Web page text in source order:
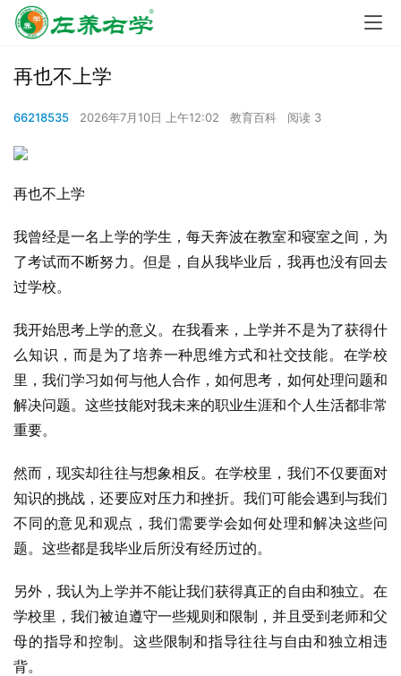
再也不上学
66218535 2026年7月10日 上午12:02 教育百科 阅读 3
再也不上学
我曾经是一名上学的学生，每天奔波在教室和寝室之间，为
了考试而不断努力。但是，自从我毕业后，我再也没有回去
过学校。
我开始思考上学的意义。在我看来，上学并不是为了获得什
么知识，而是为了培养一种思维方式和社交技能。在学校
里，我们学习如何与他人合作，如何思考，如何处理问题和
解决问题。这些技能对我未来的职业生涯和个人生活都非常
重要。
然而，现实却往往与想象相反。在学校里，我们不仅要面对
知识的挑战，还要应对压力和挫折。我们可能会遇到与我们
不同的意见和观点，我们需要学会如何处理和解决这些问
题。这些都是我毕业后所没有经历过的。
另外，我认为上学并不能让我们获得真正的自由和独立。在
学校里，我们被迫遵守一些规则和限制，并且受到老师和父
母的指导和控制。这些限制和指导往往与自由和独立相违
背。